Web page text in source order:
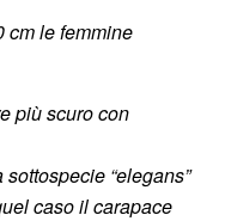
cm le femmine
più scuro con
“elegans”
caso il carapace